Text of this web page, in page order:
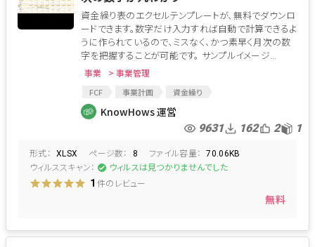
資金繰り表のエクセルテンプレートが、無料でダウンロ
ードできます。数字だけ入力すれば自動で計算できるよ
うに作られているので、ミスなく、かつ素早く月次の数
字を把握することが可能です。 サンプルイメージ...
事業 > 事業管理
FCF 事業計画
資金繰り
資金繰り表作成の注意点
貸借対照表
キャッシュフロー CF
資金繰表
KnowHows 運営
9631 162 2 1
形式： XLSX ページ数： 8 ファイル容量： 70.06KB
ウィルススキャン： ウィルスは見つかりませんでした
1 件のレビュー
無料